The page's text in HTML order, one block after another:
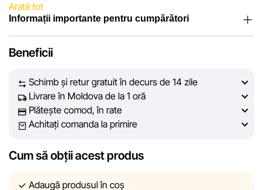
Arată tot
Informații importante pentru cumpărători
încrederea clienților noștri. În fiecare zi depunem eforturi
prezentate pe site să fie cât mai complete, obiective și
actuale. Scopul nostru este să vă oferim informații corecte și
veridice, pentru ca dvs. să puteți lua cea mai bună decizie
de cumpărare.
Cu toate acestea, în ciuda controlului constant, Sportlandia
afișate pe site, din cauza unor posibile erori tehnice sau
Beneficii
Schimb și retur gratuit în decurs de 14 zile
Livrare în Moldova de la 1 oră
Plătește comod, în rate
Achitați comanda la primire
Cum să obții acest produs
Adaugă produsul în coș